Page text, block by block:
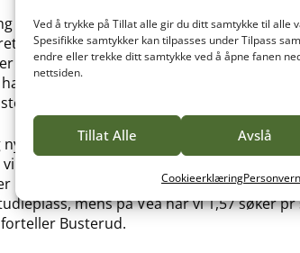
Ved å trykke på Tillat alle gir du ditt samtykke til alle
Spesifikke samtykker kan tilpasses under Tilpass
endre eller trekke ditt samtykke ved å åpne fanen
nettsiden.
Tillat Alle Avslå
Cookieerklæring
fra fjorårets formidable innsøking. Jeg
Bøhn Busterud. Det er arbeidstakers
og bl.a. økt konkurranse om studentene.
også en liten nedgang på ledige
studier, og flere av våre utdanninger
totalt 178 ledige studieplasser mot 220 i
utrolig fornøyd med. Hva gjelder fagskoler
mens på Vea har vi 1,57 søker pr
Busterud.